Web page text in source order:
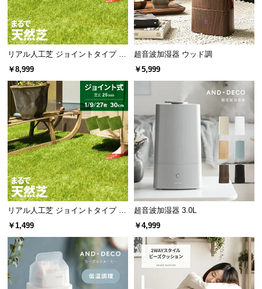
リアル人工芝 ジョイントタイプ 30
cm 27枚 芝丈25mm
￥8,999
超音波加湿器 ウッド調
￥5,999
リアル人工芝 ジョイントタイプ 30
cm 1/9/27枚 芝丈25mm
￥1,499
超音波加湿器 3.0L
￥4,999